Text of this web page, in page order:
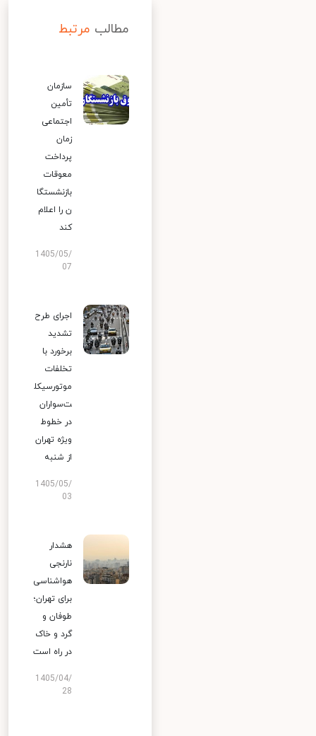
مطالب مرتبط
سازمان
تأمین
اجتماعی
زمان
پرداخت
معوقات
بازنشستگا
ن را اعلام
کند
1405/05/
07
اجرای طرح
تشدید
برخورد با
تخلفات
موتورسیکل
ت‌سواران
در خطوط
ویژه تهران
از شنبه
1405/05/
03
هشدار
نارنجی
هواشناسی
برای تهران؛
طوفان و
گرد و خاک
در راه است
1405/04/
28